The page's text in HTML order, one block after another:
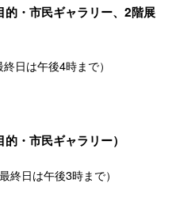
・ 市民ギャラリー、2階展
終日は午後4時まで）
・ 市民ギャラリー）
最終日は午後3時まで）